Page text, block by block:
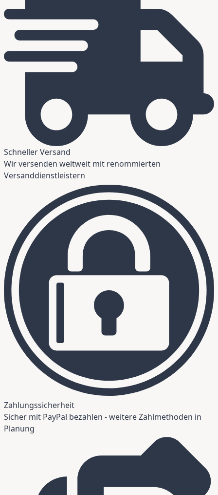
Schneller Versand
Wir versenden weltweit mit renommierten
Versanddienstleistern
Zahlungssicherheit
Sicher mit PayPal bezahlen - weitere Zahlmethoden in
Planung